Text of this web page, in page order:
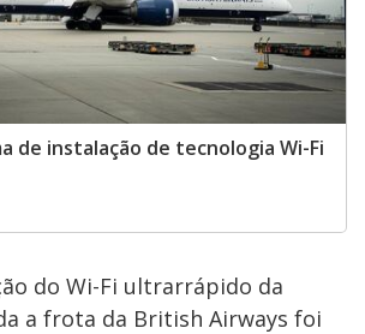
de instalação de tecnologia Wi-Fi
do Wi-Fi ultrarrápido da
a frota da British Airways foi